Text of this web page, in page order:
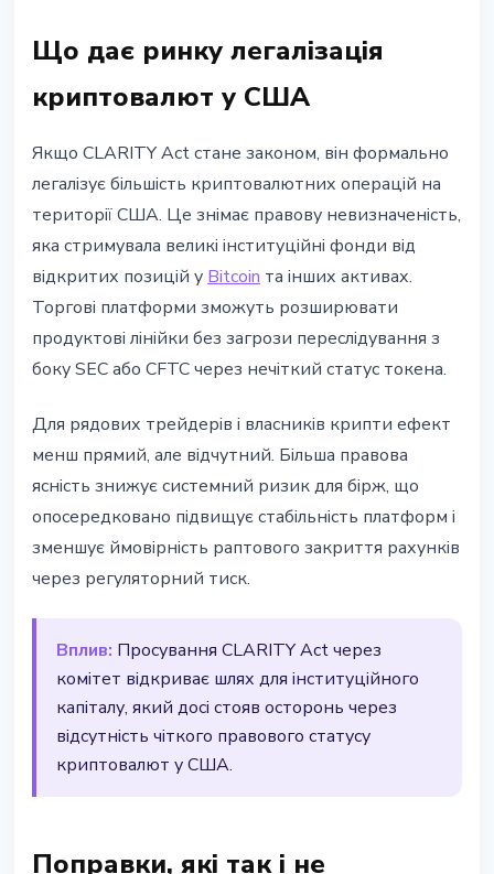
Що дає ринку легалізація
криптовалют у США
Якщо CLARITY Act стане законом, він формально
легалізує більшість криптовалютних операцій на
території США. Це знімає правову невизначеність,
яка стримувала великі інституційні фонди від
відкритих позицій у Bitcoin та інших активах.
Торгові платформи зможуть розширювати
продуктові лінійки без загрози переслідування з
боку SEC або CFTC через нечіткий статус токена.
Для рядових трейдерів і власників крипти ефект
менш прямий, але відчутний. Більша правова
ясність знижує системний ризик для бірж, що
опосередковано підвищує стабільність платформ і
зменшує ймовірність раптового закриття рахунків
через регуляторний тиск.
Вплив: Просування CLARITY Act через
комітет відкриває шлях для інституційного
капіталу, який досі стояв осторонь через
відсутність чіткого правового статусу
криптовалют у США.
Поправки, які так і не